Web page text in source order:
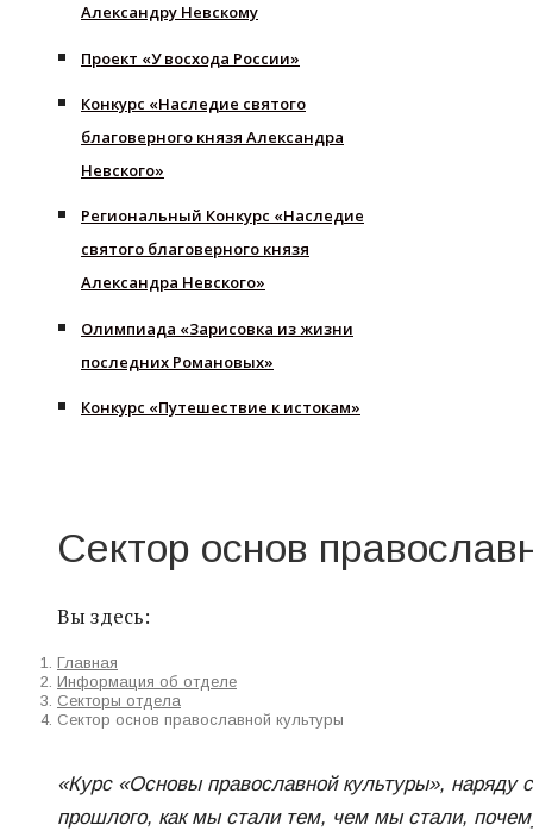
Александру Невскому
Проект «У восхода России»
Конкурс «Наследие святого
благоверного князя Александра
Невского»
Региональный Конкурс «Наследие
святого благоверного князя
Александра Невского»
Олимпиада «Зарисовка из жизни
последних Романовых»
Конкурс «Путешествие к истокам»
Сектор основ
Вы здесь:
Главная
Информация об отделе
Секторы отдела
Сектор основ православной культуры
«Курс «Основы православной культуры»,
прошлого, как мы стали тем, чем мы стали,